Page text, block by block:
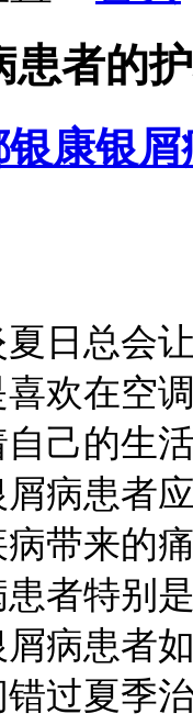
患者的
银康银
夏日总会
欢在空
己的生
病患者
带来的
者特别
病患者
过夏季